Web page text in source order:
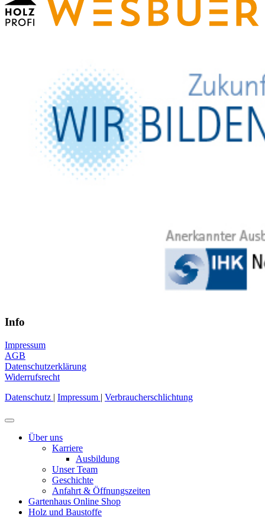
Info
Impressum
AGB
Datenschutzerklärung
Widerrufsrecht
Datenschutz | Impressum | Verbraucherschlichtung
Über uns
Karriere
Ausbildung
Unser Team
Geschichte
Anfahrt & Öffnungszeiten
Gartenhaus Online Shop
Holz und Baustoffe